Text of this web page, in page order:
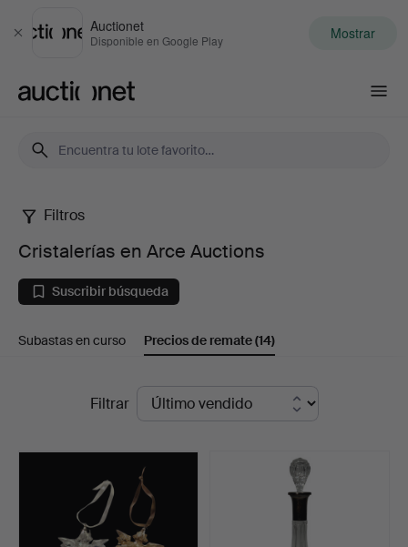
Cerrar
Auctionet
Disponible en Google Play Mostrar
Cristalerías
en
Arce
Auctions
Filtros
Cristalerías en Arce Auctions
Suscribir búsqueda
Subastas en curso Precios de remate(14)
Filtrar